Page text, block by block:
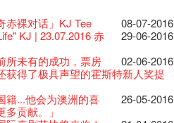
30-12-2024
2025》记者招待会
28-12-2023
开新篇章
04-07-2023
乐系列: Opera
| 艺穗会 x 香港大歌剧院
20-09-2022
Cafe is now OPEN!
Pop-Up Collaboration
09-06-2022
13-01-2022
周年展览 — 回忆及
征集
06-08-2020
03-08-2020
刻版 1983 LOGO
22-07-2020
生蜂蜜 — 买第二件半
30-06-2020
【京都直送宇治茶
限 🍵 冰库有售及可网上落单】
【京都直送宇治茶
28-01-2020
至二月二日
24-01-2020
人・鼠年共勉
，新年快乐！
30-11-2019
材套
17-09-2019
拆除
31-07-2019
02-07-2019
走了
15-04-2019
II 大派对：尘世乐园
11-04-2019
楼复修工程完成庆祝
09-04-2019
II 大派对：尘世乐园
01-04-2019
II 大派对：尘世乐园
香港法国文化协会
11-03-2019
of Paradise 爵士大派
会 – 盲鸟优惠！
18-12-2018
湾陶艺名家展 ︰ 李贤
‧赖孝哲 展览
24-08-2018
Party @ The Fringe
21-08-2018
大派对@艺穗会
Party - Blind Bird
time or Part time
20-03-2018
: 艺穗会的故事
19-03-2018
: 艺穗会的故事
photo shoot with
27-02-2018
Club Gallery is now
in the Art Basel period of March 29
的艺穗会，大家快来
26-10-2017
· 艺穗会 · 有啲野
19-10-2017
RECRUITING!
for Hire
22-09-2017
21-09-2017
01-09-2017
】
如实观照自己，严谨
拘泥于形式或盲从权威。」
架生房碰上艺穗会】
23-07-2017
*MICFR tonight at
John Fung
02-06-2017
是一个谐星、演
家以及即兴演出者。她通过那些极
和特色的喜剧演出营造出了一个温
的美好世界，你会不由自主地爱上
她！
24-01-2017
人敬贺各位：丁酉年
！🍊
28-12-2016
艺穗会之快达票售票
年1月14日(六)后结束营运
16-12-2016
的圣诞礼"密"】#2 前
13-12-2016
组合 - 更精彩的艺术
！
08-12-2016
的圣诞礼"密"】#1 甚
16-11-2016
的20个秘密】#16 排
特技
11-11-2016
的20个秘密】#15 靠
照明的表演
10-11-2016
的20个秘密】#14 第
04-11-2016
的20个秘密】 #13 也
03-11-2016
的20个秘密】#12 紮
19-10-2016
的20个秘密】#08 为
会的艺术酒吧名为Colette’s?
嘅Fringe Tour反应非
！多谢大家支持！
15-10-2016
的20个秘密】 #07 旧
时期的苦差
12-10-2016
的20个秘密】#06 登
上星期四嘅有奖问答游戏答案揭晓
26-09-2016
穗会导赏员工作坊完
20个秘密：第二个秘
。。。。
21-09-2016
20个秘密！？第一个
。。。。。。
15-09-2016
赛马会文化保育领袖
场导赏员工作坊顺利进行🌟艺穗会
08-07-2016
赤裸对话」KJ Tee
29-06-2016
KJ | 23.07.2016 赤
02-06-2016
所未有的成功，票房
获得了极具声望的霍斯特新人奖提
26-05-2016
籍...他会为澳洲的喜
多贡献。」